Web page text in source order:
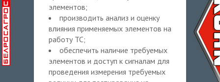
элементов;
производить анализ и оценку
влияния применяемых элементов на
работу ТС;
обеспечить наличие требуемых
элементов и доступ к сигналам для
проведения измерения требуемых